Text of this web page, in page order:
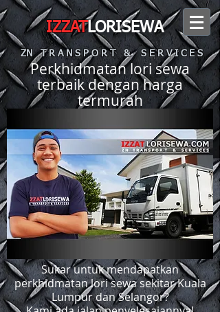
IZZATLORISEWA
ZN T R A N S P O R T & S E R V I C E S
Perkhidmatan lori sewa
terbaik dengan harga
termurah
Sukar untuk mendapatkan
perkhidmatan lori sewa sekitar Kuala
Lumpur dan Selangor?